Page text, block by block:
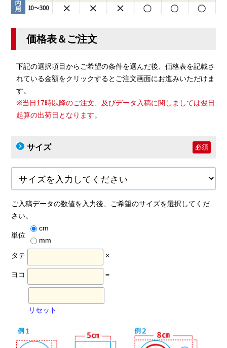
価格表＆ご注文
下記の選択項目からご希望の条件を選んだ後、価格表を記載さ
れている金額をクリックするとご注文画面にお進みいただけま
す。
※当日17時以降のご注文、及びデータ入稿に関しましては翌日
起算の出荷日となります。
サイズ 必須
ご入稿データの数値を入力後、ご希望のサイズを選択してくだ
さい。
単位
cm
mm
タテ
×
ヨコ =
リセット